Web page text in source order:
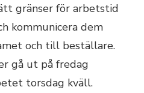
gränser för arbetstid
kommunicera dem
och till beställare.
gå ut på fredag
torsdag kväll.